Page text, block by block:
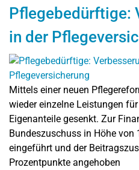
Pflegebedürftige:
in der
Mittels einer neuen
wieder einzelne Leistungen
Eigenanteile gesenkt. Zur
Bundeszuschuss in Höhe
eingeführt und der
Prozentpunkte angehoben